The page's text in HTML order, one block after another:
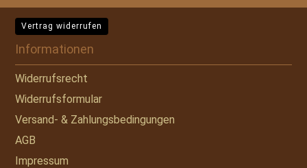
Vertrag widerrufen
Informationen
Widerrufsrecht
Widerrufsformular
Versand- & Zahlungsbedingungen
AGB
Impressum